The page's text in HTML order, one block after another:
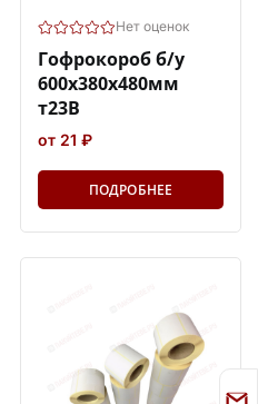
Нет оценок
Гофрокороб б/у
600х380х480мм
т23В
от 21 ₽
ПОДРОБНЕЕ